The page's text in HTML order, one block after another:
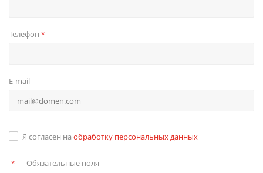
Телефон *
E-mail
Я согласен на обработку персональных данных
* — Обязательные поля